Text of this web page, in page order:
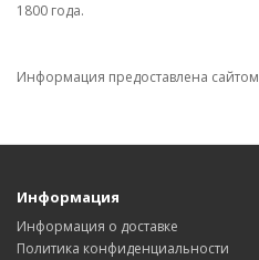
1800 года.
Информация предоставлена сайтом
Информация
Информация о доставке
Политика конфиденциальности